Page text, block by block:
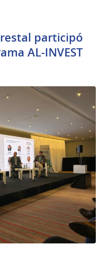
participó
AL-INVEST